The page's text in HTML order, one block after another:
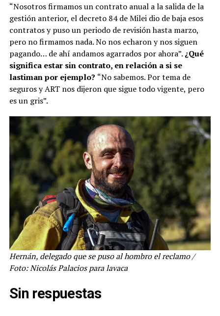
“Nosotros firmamos un contrato anual a la salida de la
gestión anterior, el decreto 84 de Milei dio de baja esos
contratos y puso un periodo de revisión hasta marzo,
pero no firmamos nada. No nos echaron y nos siguen
pagando… de ahí andamos agarrados por ahora”. ¿Qué
significa estar sin contrato, en relación a si se
lastiman por ejemplo? “No sabemos. Por tema de
seguros y ART nos dijeron que sigue todo vigente, pero
es un gris”.
Hernán, delegado que se puso al hombro el reclamo /
Foto: Nicolás Palacios para lavaca
Sin respuestas